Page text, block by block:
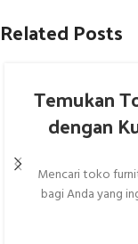
Related Posts
Temukan
dengan
Mencari toko
bagi Anda yang